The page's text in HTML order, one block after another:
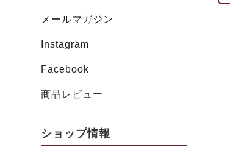
メールマガジン
Instagram
Facebook
商品レビュー
ショップ情報